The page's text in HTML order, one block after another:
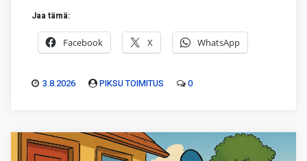
Jaa tämä:
Facebook X WhatsApp
3.8.2026 PIKSU TOIMITUS 0